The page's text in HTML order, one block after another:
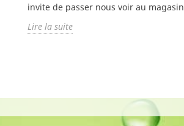
invite de passer nous voir au magasin
Lire la suite